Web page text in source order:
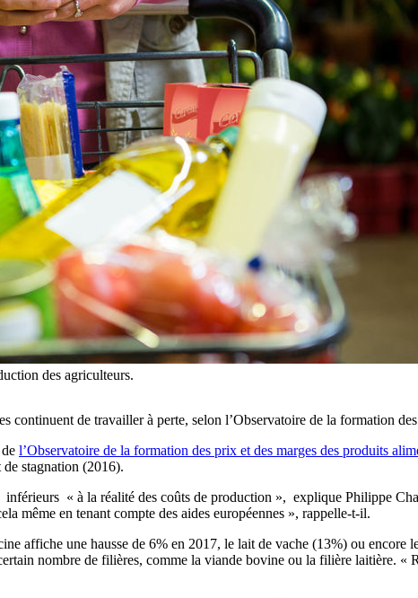
des agriculteurs.
de travailler à perte, selon l’Observatoire de la formation
l’Observatoire de la formation des prix et des marges des produits
de stagnation (2016).
« à la réalité des coûts de production », explique Philippe
même en tenant compte des aides européennes », rappelle-t-il.
affiche une hausse de 6% en 2017, le lait de vache (13%) ou
nombre de filières, comme la viande bovine ou la filière laitière. «